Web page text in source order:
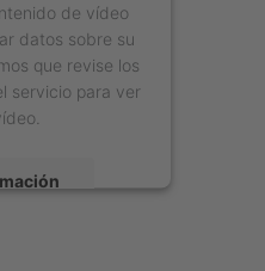
de vídeo
datos sobre su
que revise los
servicio para ver